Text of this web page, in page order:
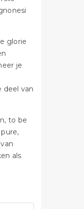
glorie
je
deel van
to be
als